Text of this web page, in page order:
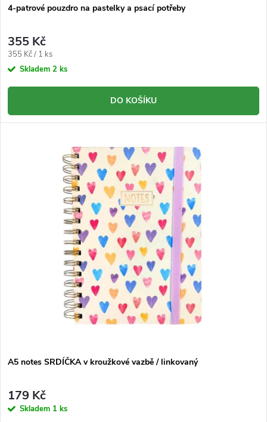
d
u
k
t
ů
d
u
k
t
4-patrové pouzdro na pastelky a psací potřeby
355 Kč
Měrná
cena:
355 Kč / 1 ks
Skladem 2 ks
DO KOŠÍKU
A5 notes SRDÍČKA v kroužkové vazbě / linkovaný
179 Kč
Skladem 1 ks